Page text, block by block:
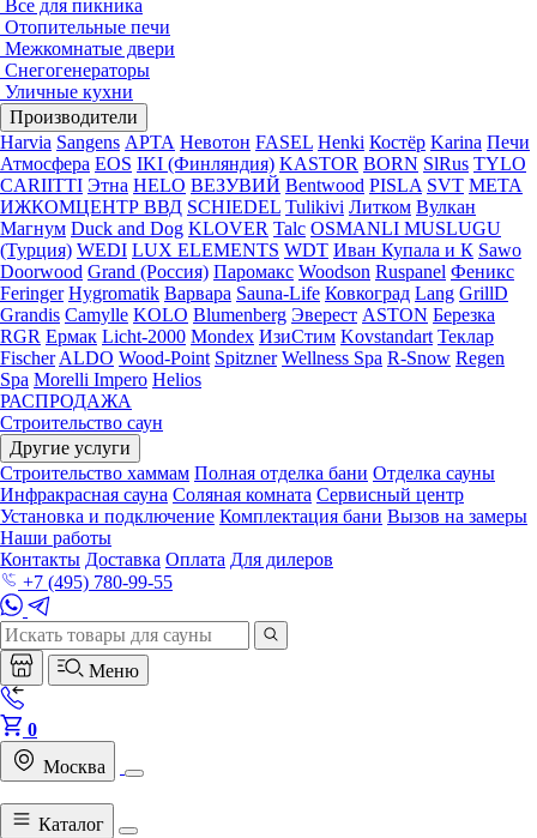
Все для пикника
Отопительные печи
Межкомнатые двери
Снегогенераторы
Уличные кухни
Производители
Harvia Sangens АРТА Невотон FASEL Henki Костёр Karina Печи
Атмосфера EOS IKI (Финляндия) KASTOR BORN SlRus TYLO
CARIITTI Этна HELO ВЕЗУВИЙ Bentwood PISLA SVT МЕТА
ИЖКОМЦЕНТР ВВД SCHIEDEL Tulikivi Литком Вулкан
Магнум Duck and Dog KLOVER Talc OSMANLI MUSLUGU
(Турция) WEDI LUX ELEMENTS WDT Иван Купала и К Sawo
Doorwood Grand (Россия) Паромакс Woodson Ruspanel Феникс
Feringer Hygromatik Варвара Sauna-Life Ковкоград Lang GrillD
Grandis Camylle KOLO Blumenberg Эверест ASTON Березка
RGR Ермак Licht-2000 Mondex ИзиСтим Kovstandart Теклар
Fischer ALDO Wood-Point Spitzner Wellness Spa R-Snow Regen
Spa Morelli Impero Helios
РАСПРОДАЖА
Строительство саун
Другие услуги
Строительство хаммам Полная отделка бани Отделка сауны
Инфракрасная сауна Соляная комната Сервисный центр
Установка и подключение Комплектация бани Вызов на замеры
Наши работы
Контакты Доставка Оплата Для дилеров
+7 (495) 780-99-55
Меню
0
Москва
Каталог